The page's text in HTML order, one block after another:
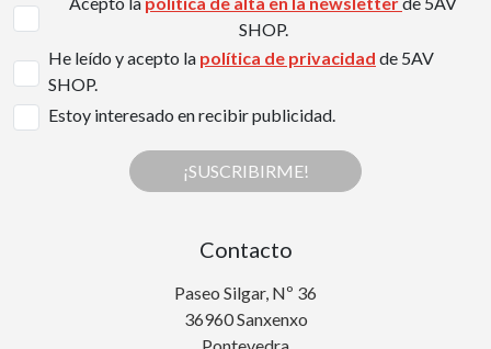
SHOP.
He leído y acepto la política de privacidad de 5AV
SHOP.
Estoy interesado en recibir publicidad.
¡SUSCRIBIRME!
Contacto
Paseo Silgar, Nº 36
36960 Sanxenxo
Pontevedra